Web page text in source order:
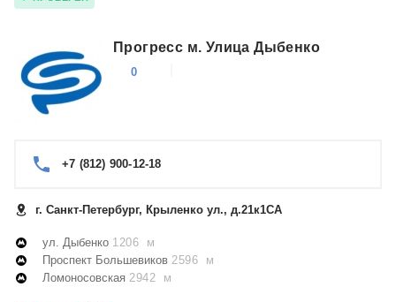
Прогресс м. Улица Дыбенко
0
+7 (812) 900-12-18
г. Санкт-Петербург, Крыленко ул., д.21к1СА
ул. Дыбенко 1206 м
Проспект Большевиков 2596 м
Ломоносовская 2942 м